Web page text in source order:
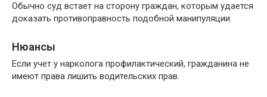
Обычно суд встает на сторону граждан, которым удается
доказать противоправность подобной манипуляции.
Нюансы
Если учет у нарколога профилактический, гражданина не
имеют права лишить водительских прав.